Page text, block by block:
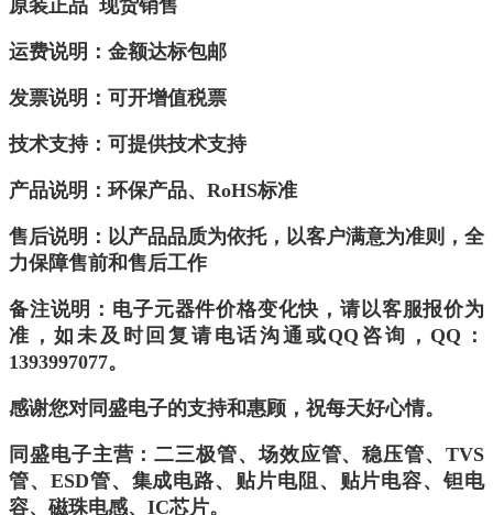
原装正品 现货销售
运费说明：金额达标包邮
发票说明：可开增值税票
技术支持：可提供技术支持
产品说明：环保产品、 RoHS标准
售后说明：以产品品质为依托，以客户满意为准则，全
力保障售前和售后工作
备注说明：电子元器件价格变化快，请以客服报价为
准，如未及时回复请电话沟通或QQ咨询，QQ：
1393997077。
感谢您对同盛电子的支持和惠顾，祝每天好心情。
同盛电子主营：二三极管、场效应管、稳压管、 TVS
管、 ESD管、集成电路、贴片电阻、贴片电容、钽电
容、磁珠电感、 IC芯片。